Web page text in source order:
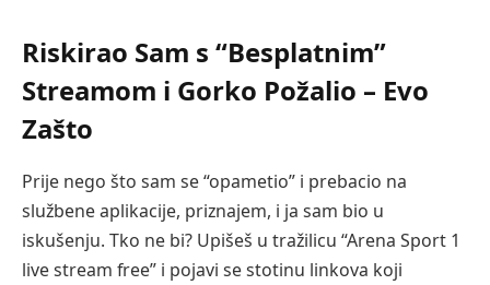
Riskirao Sam s “Besplatnim”
Streamom i Gorko Požalio – Evo
Zašto
Prije nego što sam se “opametio” i prebacio na
službene aplikacije, priznajem, i ja sam bio u
iskušenju. Tko ne bi? Upišeš u tražilicu “Arena Sport 1
live stream free” i pojavi se stotinu linkova koji